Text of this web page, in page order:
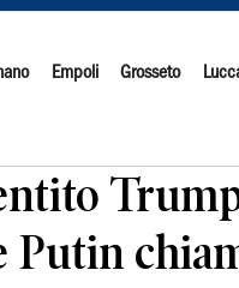
Empoli Grosseto
Putin